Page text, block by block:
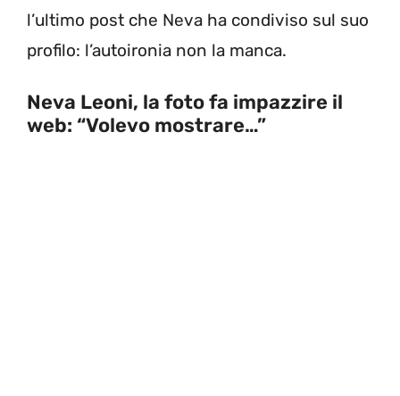
l’ultimo post che Neva ha condiviso sul suo
profilo: l’autoironia non la manca.
Neva Leoni, la foto fa impazzire il
web: “Volevo mostrare…”